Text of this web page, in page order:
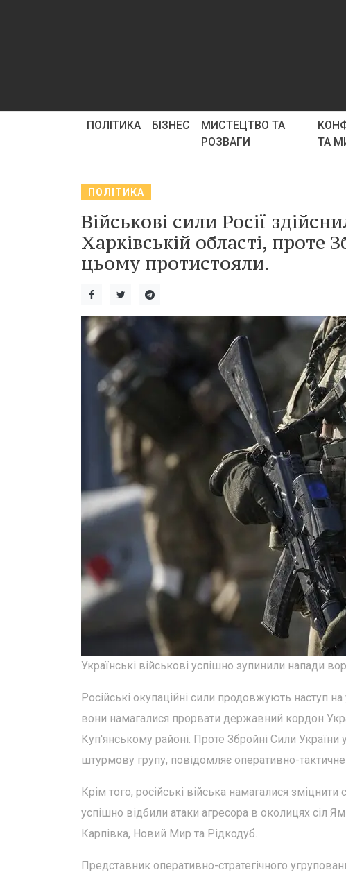
ПОЛІТИКА БІЗНЕС
МИСТЕЦТВО ТА
РОЗВАГИ
ТА
ПОЛІТИКА
Військові сили Росії
Харківській області, проте
цьому протистояли.
Українські військові успішно зупинили напади
Російські окупаційні сили продовжують наступ на
вони намагалися прорвати державний кордон
Куп'янському районі. Проте Збройні Сили України
штурмову групу, повідомляє оперативно-
Крім того, російські війська намагалися
успішно відбили атаки агресора в околицях сіл
Карпівка, Новий Мир та Рідкодуб.
Представник оперативно-стратегічного